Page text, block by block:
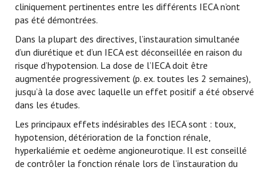
cliniquement pertinentes entre les différents IECA n’ont
pas été démontrées.
Dans la plupart des directives, l’instauration simultanée
d’un diurétique et d’un IECA est déconseillée en raison du
risque d’hypotension. La dose de l’IECA doit être
augmentée progressivement (p. ex. toutes les 2 semaines),
jusqu’à la dose avec laquelle un effet positif a été observé
dans les études.
Les principaux effets indésirables des IECA sont : toux,
hypotension, détérioration de la fonction rénale,
hyperkaliémie et oedème angioneurotique. Il est conseillé
de contrôler la fonction rénale lors de l’instauration du